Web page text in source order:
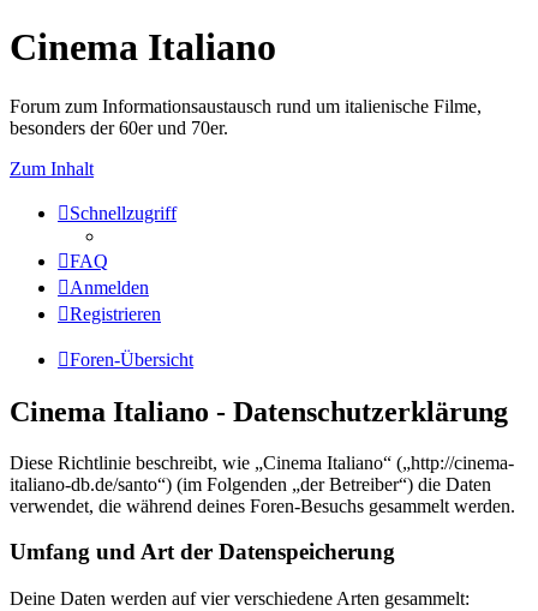
Cinema Italiano
Forum zum Informationsaustausch rund um italienische Filme,
besonders der 60er und 70er.
Zum Inhalt
Schnellzugriff
FAQ
Anmelden
Registrieren
Foren-Übersicht
Cinema Italiano - Datenschutzerklärung
Diese Richtlinie beschreibt, wie „Cinema Italiano“ („http://cinema-
italiano-db.de/santo“) (im Folgenden „der Betreiber“) die Daten
verwendet, die während deines Foren-Besuchs gesammelt werden.
Umfang und Art der Datenspeicherung
Deine Daten werden auf vier verschiedene Arten gesammelt: